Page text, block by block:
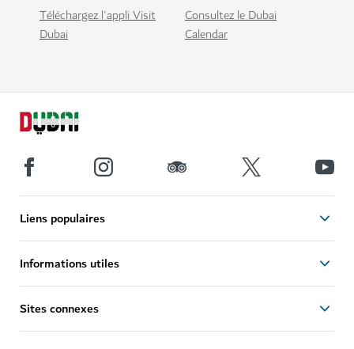
Téléchargez l'appli Visit
Dubai
Consultez le Dubai
Calendar
Liens populaires
Informations utiles
Sites connexes